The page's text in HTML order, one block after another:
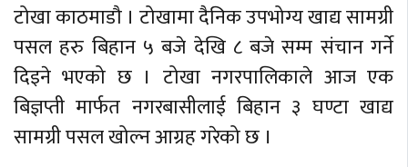
टोखा काठमाडौ । टोखामा दैनिक उपभोग्य खाद्य सामग्री
पसल हरु बिहान ५ बजे देखि ८ बजे सम्म संचान गर्ने
दिइने भएको छ । टोखा नगरपालिकाले आज एक
बिज्ञप्ती मार्फत नगरबासीलाई बिहान ३ घण्टा खाद्य
सामग्री पसल खोल्न आग्रह गरेको छ ।